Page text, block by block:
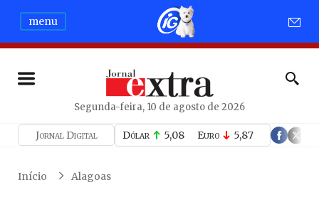
menu
Segunda-feira, 10 de agosto de 2026
Jornal Digital Dólar 5,08 Euro 5,87
Início Alagoas